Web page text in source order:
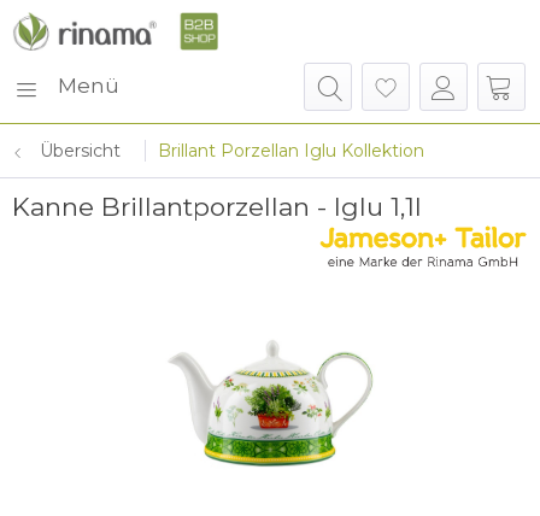
Menü
Übersicht Brillant Porzellan Iglu Kollektion
Kanne Brillantporzellan - Iglu 1,1l